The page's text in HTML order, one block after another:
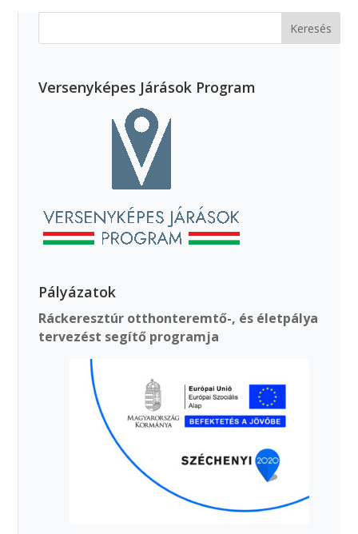
Versenyképes Járások Program
Pályázatok
Ráckeresztúr otthonteremtő-, és életpálya
tervezést segítő programja